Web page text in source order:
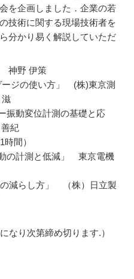
を企画しました．企業の若
技術に関する現場技術者を
分かり易く解説していただ
神野 伊策
の使い方」 (株)東京測
動変位計測の基礎と応
紀
間）
計測と低減」 東京電機
減らし方」 （株）日立製
なり次第締め切ります.）